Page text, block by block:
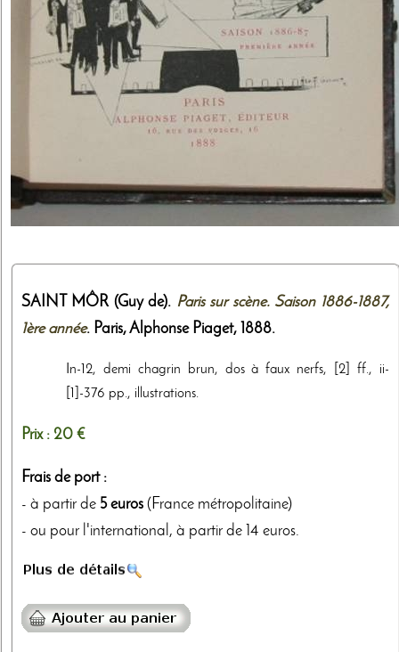
SAINT MÔR (Guy de). Paris sur scène. Saison 1886-1887,
1ère année. Paris,Alphonse Piaget, 1888.
In-12, demi chagrin brun, dos à faux nerfs, [2] ff., ii-
[1]-376 pp., illustrations.
Prix : 20 €
Frais de port :
- à partir de 5 euros (France métropolitaine)
- ou pour l'international, à partir de 14 euros.